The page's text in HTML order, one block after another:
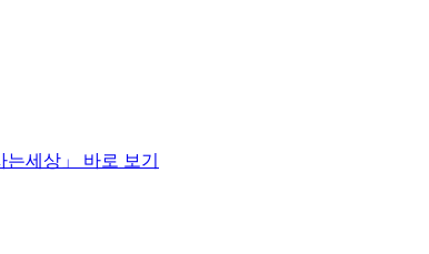
세상」 바로 보기